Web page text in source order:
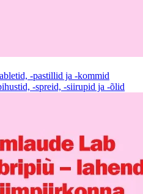
-pastillid ja -kommid
-spreid, -siirupid ja -õlid